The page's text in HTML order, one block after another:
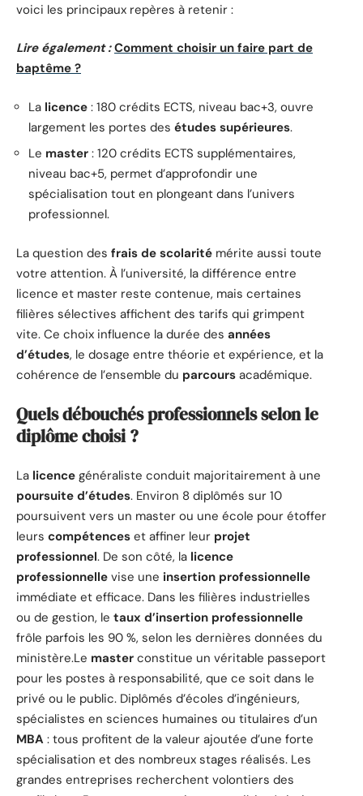
voici les principaux repères à retenir :
Lire également : Comment choisir un faire part de
baptême ?
La licence : 180 crédits ECTS, niveau bac+3, ouvre
largement les portes des études supérieures.
Le master : 120 crédits ECTS supplémentaires,
niveau bac+5, permet d’approfondir une
spécialisation tout en plongeant dans l’univers
professionnel.
La question des frais de scolarité mérite aussi toute
votre attention. À l’université, la différence entre
licence et master reste contenue, mais certaines
filières sélectives affichent des tarifs qui grimpent
vite. Ce choix influence la durée des années
d’études, le dosage entre théorie et expérience, et la
cohérence de l’ensemble du parcours académique.
Quels débouchés professionnels selon le
diplôme choisi ?
La licence généraliste conduit majoritairement à une
poursuite d’études. Environ 8 diplômés sur 10
poursuivent vers un master ou une école pour étoffer
leurs compétences et affiner leur projet
professionnel. De son côté, la licence
professionnelle vise une insertion professionnelle
immédiate et efficace. Dans les filières industrielles
ou de gestion, le taux d’insertion professionnelle
frôle parfois les 90 %, selon les dernières données du
ministère.Le master constitue un véritable passeport
pour les postes à responsabilité, que ce soit dans le
privé ou le public. Diplômés d’écoles d’ingénieurs,
spécialistes en sciences humaines ou titulaires d’un
MBA : tous profitent de la valeur ajoutée d’une forte
spécialisation et des nombreux stages réalisés. Les
grandes entreprises recherchent volontiers des